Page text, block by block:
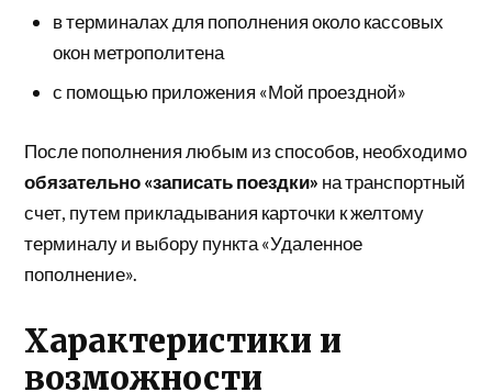
в терминалах для пополнения около кассовых
окон метрополитена
с помощью приложения «Мой проездной»
После пополнения любым из способов, необходимо
обязательно «записать поездки» на транспортный
счет, путем прикладывания карточки к желтому
терминалу и выбору пункта «Удаленное
пополнение».
Характеристики и
возможности